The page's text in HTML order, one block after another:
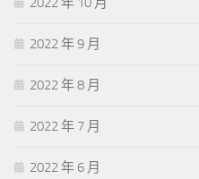
2022 年 9 月
2022 年 8 月
2022 年 7 月
2022 年 6 月